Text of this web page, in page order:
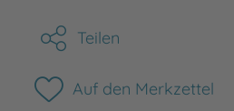
Teilen
Auf den Merkzettel